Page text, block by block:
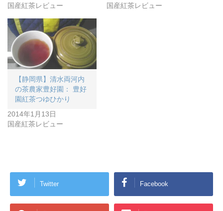
国産紅茶レビュー
国産紅茶レビュー
【静岡県】清水両河内
の茶農家豊好園： 豊好
園紅茶つゆひかり
2014年1月13日
国産紅茶レビュー
Twitter Facebook